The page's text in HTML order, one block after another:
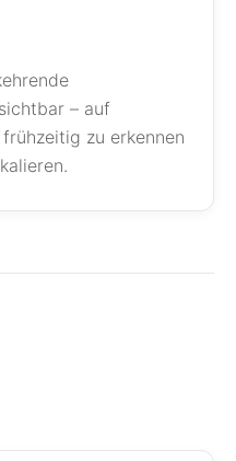
– auf
zu erkennen